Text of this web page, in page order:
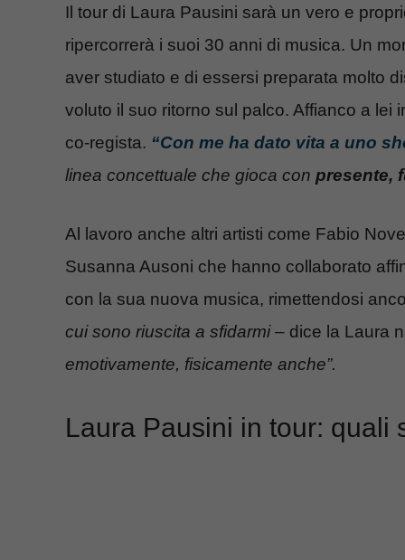
Il tour di Laura Pausini sarà un vero e
ripercorrerà i suoi 30 anni di musica. Un
aver studiato e di essersi preparata molto
voluto il suo ritorno sul palco. Affianco a lei
co-regista. “Con me ha dato vita a uno
linea concettuale che gioca con presente,
Al lavoro anche altri artisti come Fabio
Susanna Ausoni che hanno collaborato
con la sua nuova musica, rimettendosi
cui sono riuscita a sfidarmi– dice la Laura
emotivamente, fisicamente anche”.
Laura Pausini in tour: quali